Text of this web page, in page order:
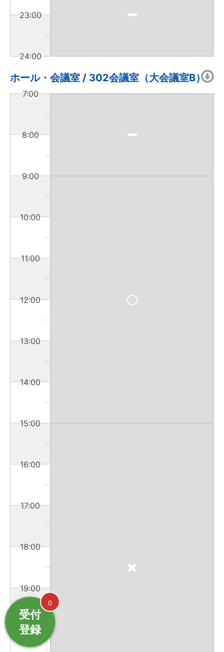
23:00
24:00
ホール・会議室 / 302会議室（大会議室B）
7:00
8:00
9:00
10:00
11:00
12:00
13:00
14:00
15:00
16:00
17:00
18:00
19:00
20:00
0
受付
登録